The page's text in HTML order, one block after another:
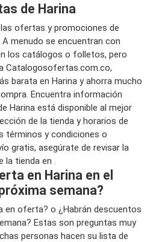
de Harina
ofertas y promociones de
A menudo se encuentran con
los catálogos o folletos, pero
Catalogosofertas.com.co,
barata en Harina y ahorra mucho
Encuentra información
Harina está disponible al mejor
de la tienda y horarios de
términos y condiciones o
gratis, asegúrate de revisar la
la tienda en
en Harina en el
semana?
en oferta? o ¿Habrán descuentos
Estas son preguntas muy
personas hacen su lista de